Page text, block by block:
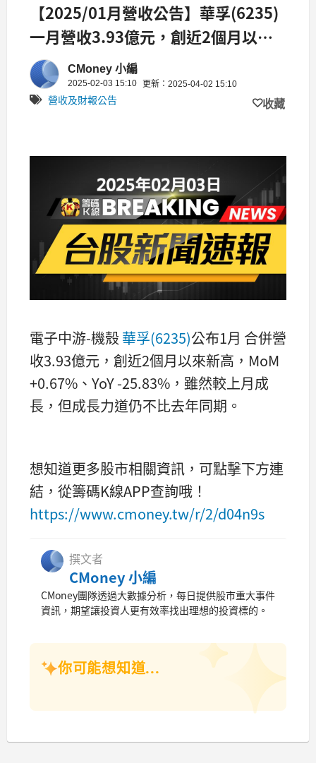
【2025/01月營收公告】華孚(6235)
一月營收3.93億元，創近2個月以來
新高，月增0.67%
CMoney 小編
2025-02-03 15:10 更新：2025-04-02 15:10
營收及財報公告 收藏
電子中游-機殼 華孚(6235)公布1月 合併營
收3.93億元，創近2個月以來新高，MoM
+0.67%、YoY -25.83%，雖然較上月成
長，但成長力道仍不比去年同期。
想知道更多股市相關資訊，可點擊下方連
結，從籌碼K線APP查詢哦！
https://www.cmoney.tw/r/2/d04n9s
撰文者
CMoney 小編
CMoney團隊透過大數據分析，每日提供股市重大事件
資訊，期望讓投資人更有效率找出理想的投資標的。
你可能想知道...